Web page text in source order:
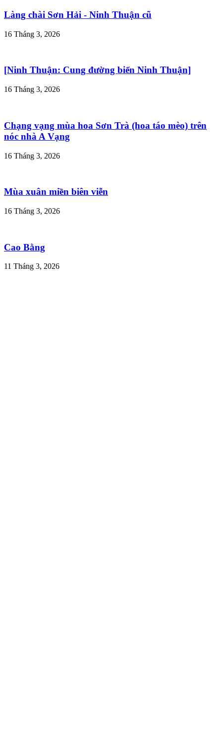
Làng chài Sơn Hải - Ninh Thuận cũ
16 Tháng 3, 2026
[Ninh Thuận: Cung đường biển Ninh Thuận]
16 Tháng 3, 2026
Chạng vạng mùa hoa Sơn Trà (hoa táo mèo) trên
nóc nhà A Vạng
16 Tháng 3, 2026
Mùa xuân miền biên viễn
16 Tháng 3, 2026
Cao Bằng
11 Tháng 3, 2026